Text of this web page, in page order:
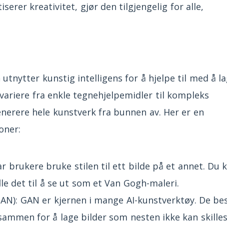
kreativitet, gjør den tilgjengelig for alle,
kunstig intelligens for å hjelpe til med å
fra enkle tegnehjelpemidler til kompleks
hele kunstverk fra bunnen av. Her er en
brukere bruke stilen til ett bilde på et annet. Du
det til å se ut som et Van Gogh-maleri.
GAN er kjernen i mange AI-kunstverktøy. De
for å lage bilder som nesten ikke kan skilles